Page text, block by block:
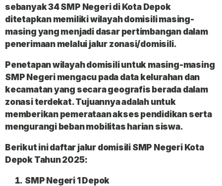
sebanyak34 SMP Negeridi Kota Depok
ditetapkan memiliki wilayah domisili masing-
masing yang menjadi dasar pertimbangan dalam
penerimaan melalui jalur zonasi/domisili.
Penetapan wilayah domisili untuk masing-masing
SMP Negeri mengacu pada data kelurahan dan
kecamatan yang secara geografis berada dalam
zonasi terdekat. Tujuannya adalah untuk
memberikan pemerataan akses pendidikan serta
mengurangi beban mobilitas harian siswa.
Berikut ini daftar jalur domisili SMP Negeri Kota
Depok Tahun 2025:
SMP Negeri 1 Depok